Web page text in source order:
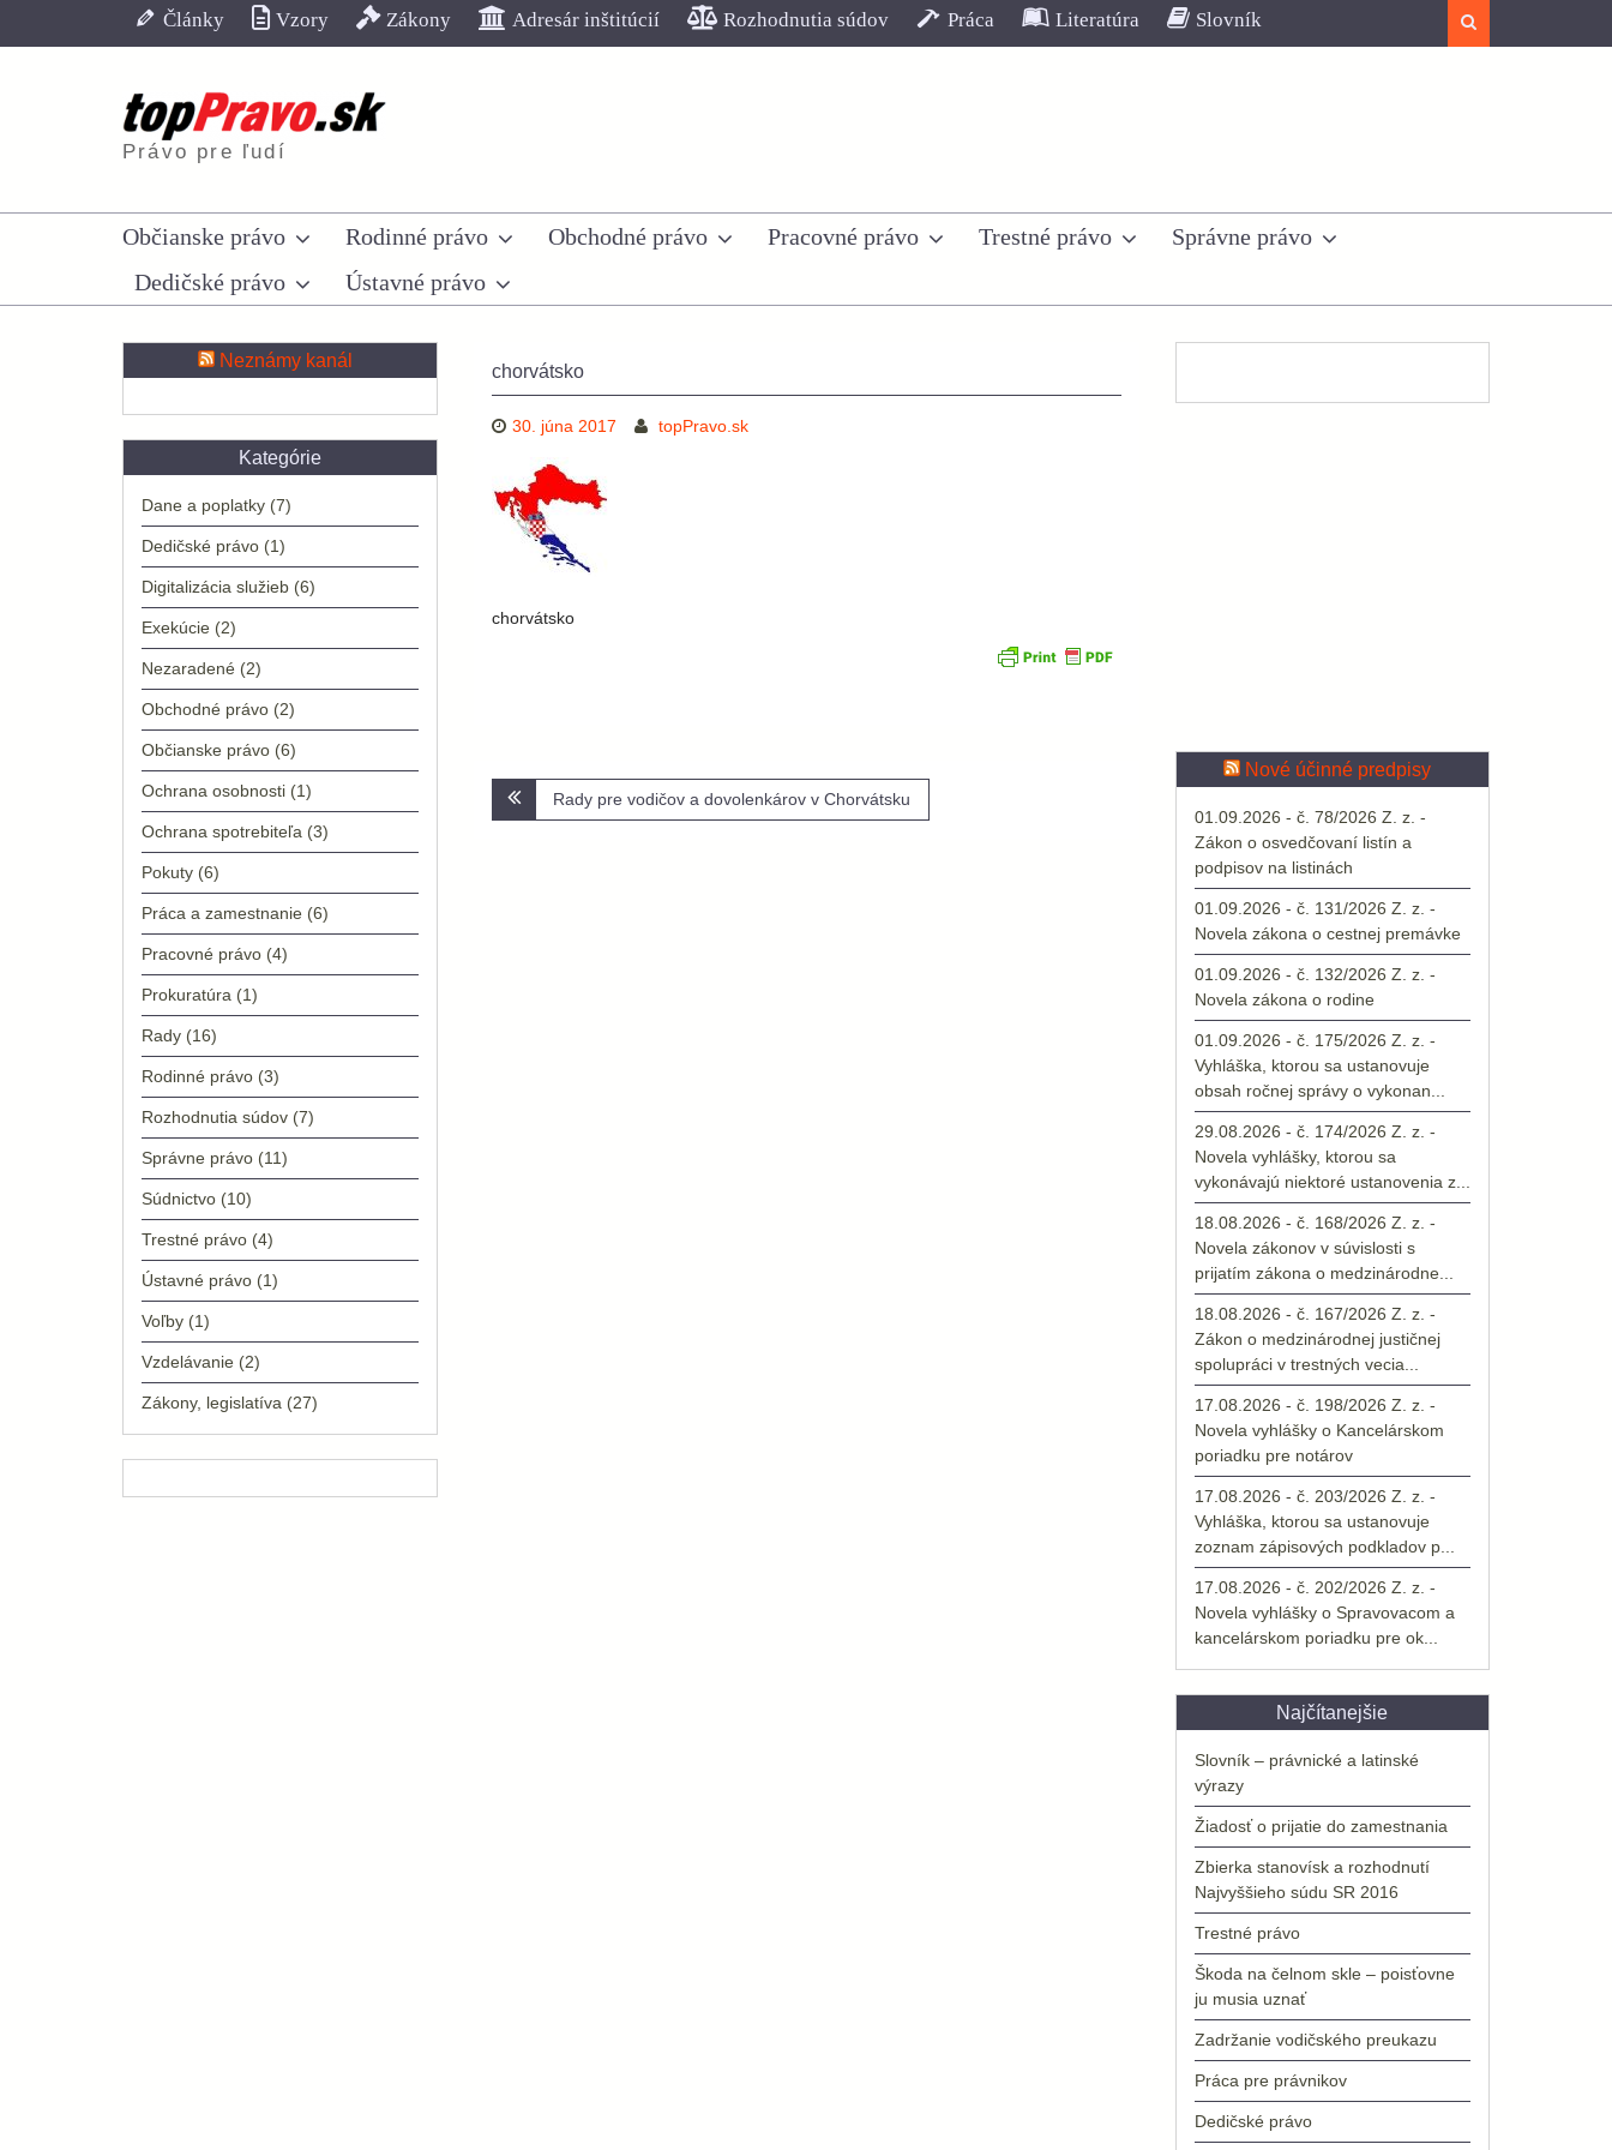
Články Vzory Zákony Adresár inštitúcií Rozhodnutia súdov Práca Literatúra Slovník
Právo pre ľudí
Občianske právo Rodinné právo Obchodné právo Pracovné právo Trestné právo
Správne právo
Dedičské právo
Ústavné právo
chorvátsko
30. júna 2017 topPravo.sk
chorvátsko
Navigácia
v
Rady pre vodičov a dovolenkárov v Chorvátsku
Nové účinné predpisy
01.09.2026 - č. 78/2026 Z. z. -
Zákon o osvedčovaní listín a
podpisov na listinách
01.09.2026 - č. 131/2026 Z. z. -
Novela zákona o cestnej premávke
01.09.2026 - č. 132/2026 Z. z. -
Novela zákona o rodine
01.09.2026 - č. 175/2026 Z. z. -
Vyhláška, ktorou sa ustanovuje
obsah ročnej správy o vykonan...
29.08.2026 - č. 174/2026 Z. z. -
Novela vyhlášky, ktorou sa
vykonávajú niektoré ustanovenia z...
18.08.2026 - č. 168/2026 Z. z. -
Novela zákonov v súvislosti s
prijatím zákona o medzinárodne...
18.08.2026 - č. 167/2026 Z. z. -
Zákon o medzinárodnej justičnej
spolupráci v trestných vecia...
17.08.2026 - č. 198/2026 Z. z. -
Novela vyhlášky o Kancelárskom
poriadku pre notárov
17.08.2026 - č. 203/2026 Z. z. -
Vyhláška, ktorou sa ustanovuje
zoznam zápisových podkladov p...
17.08.2026 - č. 202/2026 Z. z. -
Novela vyhlášky o Spravovacom a
kancelárskom poriadku pre ok...
Najčítanejšie
Slovník – právnické a latinské
výrazy
Žiadosť o prijatie do zamestnania
Zbierka stanovísk a rozhodnutí
Najvyššieho súdu SR 2016
Trestné právo
Škoda na čelnom skle – poisťovne
ju musia uznať
Zadržanie vodičského preukazu
Práca pre právnikov
Dedičské právo
Neznámy kanál
Kategórie
Dane a poplatky (7)
Dedičské právo (1)
Digitalizácia služieb (6)
Exekúcie (2)
Nezaradené (2)
Obchodné právo (2)
Občianske právo (6)
Ochrana osobnosti (1)
Ochrana spotrebiteľa (3)
Pokuty (6)
Práca a zamestnanie (6)
Pracovné právo (4)
Prokuratúra (1)
Rady (16)
Rodinné právo (3)
Rozhodnutia súdov (7)
Správne právo (11)
Súdnictvo (10)
Trestné právo (4)
Ústavné právo (1)
Voľby (1)
Vzdelávanie (2)
Zákony, legislatíva (27)